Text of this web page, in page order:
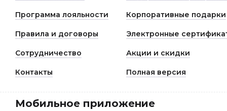
Программа лояльности Корпоративные подарки
Правила и договоры Электронные
Сотрудничество Акции и скидки
Контакты Полная версия
Мобильное приложение